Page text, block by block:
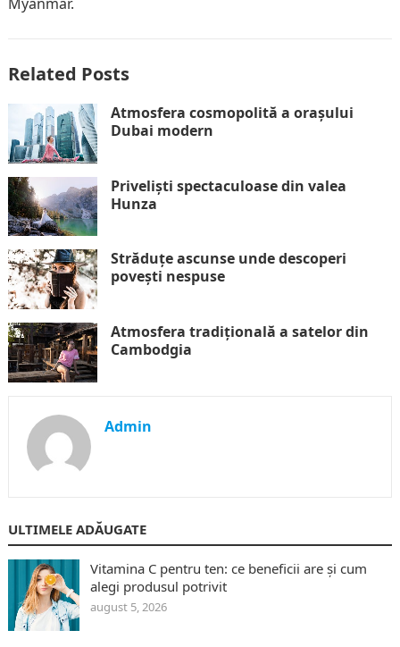
Related Posts
Atmosfera cosmopolită a orașului
Dubai modern
Priveliști spectaculoase din valea
Hunza
Străduțe ascunse unde descoperi
povești nespuse
Atmosfera tradițională a satelor din
Cambodgia
Admin
ULTIMELE ADĂUGATE
Vitamina C pentru ten: ce beneficii are și cum
alegi produsul potrivit
august 5, 2026